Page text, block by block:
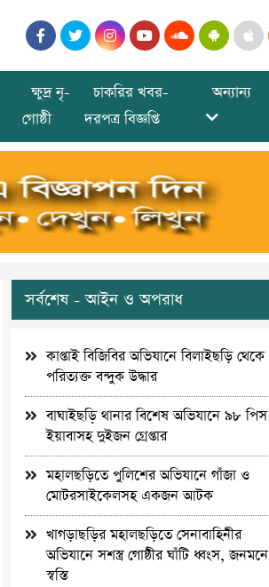
ক্ষুদ্র নৃ-
গোষ্ঠী
চাকরির খবর-
দরপত্র বিজ্ঞপ্তি
অন্যান্য
সর্বশেষ - আইন ও অপরাধ
কাপ্তাই বিজিবির অভিযানে বিলাইছড়ি থেকে
পরিত্যক্ত বন্দুক উদ্ধার
বাঘাইছড়ি থানার বিশেষ অভিযানে ৯৮ পিস
ইয়াবাসহ দুইজন গ্রেপ্তার
মহালছড়িতে পুলিশের অভিযানে গাঁজা ও
মোটরসাইকেলসহ একজন আটক
খাগড়াছড়ির মহালছড়িতে সেনাবাহিনীর
অভিযানে সশস্ত্র গোষ্ঠীর ঘাঁটি ধ্বংস, জনমনে
স্বস্তি